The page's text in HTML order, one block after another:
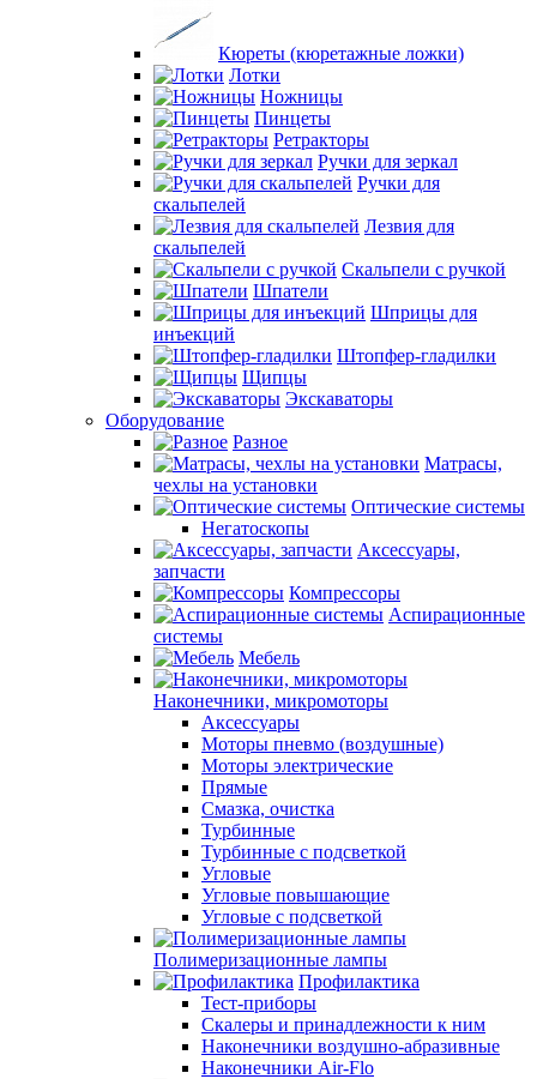
Кюреты (кюретажные ложки)
Лотки
Ножницы
Пинцеты
Ретракторы
Ручки для зеркал
Ручки для
скальпелей
Лезвия для
скальпелей
Скальпели с ручкой
Шпатели
Шприцы для
инъекций
Штопфер-гладилки
Щипцы
Экскаваторы
Оборудование
Разное
Матрасы,
чехлы на установки
Оптические системы
Негатоскопы
Аксессуары,
запчасти
Компрессоры
Аспирационные
системы
Мебель
Наконечники, микромоторы
Аксессуары
Моторы пневмо (воздушные)
Моторы электрические
Прямые
Смазка, очистка
Турбинные
Турбинные с подсветкой
Угловые
Угловые повышающие
Угловые с подсветкой
Полимеризационные лампы
Профилактика
Тест-приборы
Скалеры и принадлежности к ним
Наконечники воздушно-абразивные
Наконечники Air-Flo